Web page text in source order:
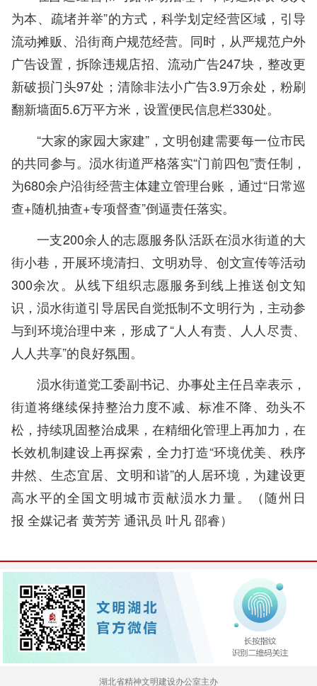
为本、疏堵并举”的方式，科学划定经营区域，引导
流动摊贩、沿街商户规范经营。同时，从严规范户外
广告设置，拆除违规店招、流动广告247块，整改更
新破损门头97处；清除非法小广告3.9万余处，粉刷
翻新墙面5.6万平方米，设置便民信息栏330处。
“大家的家园大家建”，文明创建需要每一位市民
的共同参与。涢水街道严格落实“门前四包”责任制，
为680余户沿街经营主体建立管理台账，通过“日常巡
查+随机抽查+专项督查”倒逼责任落实。
一支200余人的志愿服务队活跃在涢水街道的大
街小巷，开展环境清扫、文明劝导、创文宣传等活动
300余次。从线下组织志愿服务到线上推送创文知
识，涢水街道引导居民自觉抵制不文明行为，主动参
与到环境治理中来，形成了“人人有责、人人尽责、
人人共享”的良好氛围。
涢水街道党工委副书记、办事处主任吕幸表示，
街道将继续保持整治力度不减、标准不降、劲头不
松，持续巩固整治成果，在精细化管理上再加力，在
长效机制建设上再探索，全力打造“环境优美、秩序
井然、生态宜居、文明和谐”的人居环境，为建设更
高水平的全国文明城市贡献涢水力量。（随州日
报 全媒记者 黄芳芳 通讯员 叶凡 邵睿）
湖北省精神文明建设办公室主办